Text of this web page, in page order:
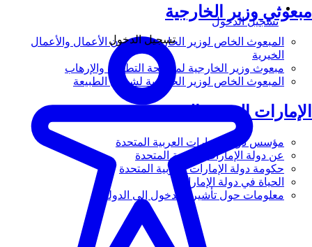
مبعوثي وزير الخارجية
المبعوث الخاص لوزير الخارجية لشؤون الأعمال والأعمال
الخيرية
مبعوث وزير الخارجية لمكافحة التطرف والإرهاب
المبعوث الخاص لوزير الخارجية لشؤون الطبيعة
الإمارات العربية المتحدة
مؤسس دولة الإمارات العربية المتحدة
عن دولة الإمارات العربية المتحدة
حكومة دولة الإمارات العربية المتحدة
الحياة في دولة الإمارات
معلومات حول تأشيرة الدخول إلى الدولة
تسجيل الدخول
تسجيل الدخول